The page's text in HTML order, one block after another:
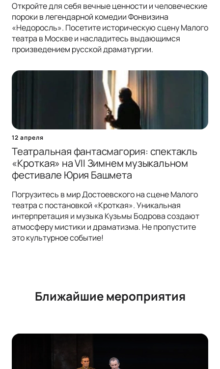
Откройте для себя вечные ценности и человеческие
пороки в легендарной комедии Фонвизина
«Недоросль». Посетите историческую сцену Малого
театра в Москве и насладитесь выдающимся
произведением русской драматургии.
12 апреля
Театральная фантасмагория: спектакль
«Кроткая» на VII Зимнем музыкальном
фестивале Юрия Башмета
Погрузитесь в мир Достоевского на сцене Малого
театра с постановкой «Кроткая». Уникальная
интерпретация и музыка Кузьмы Бодрова создают
атмосферу мистики и драматизма. Не пропустите
это культурное событие!
Ближайшие мероприятия